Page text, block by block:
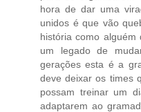
hora de dar uma
unidos é que vão
história como
um legado de
gerações esta é a
deve deixar os times
possam treinar um
adaptarem ao